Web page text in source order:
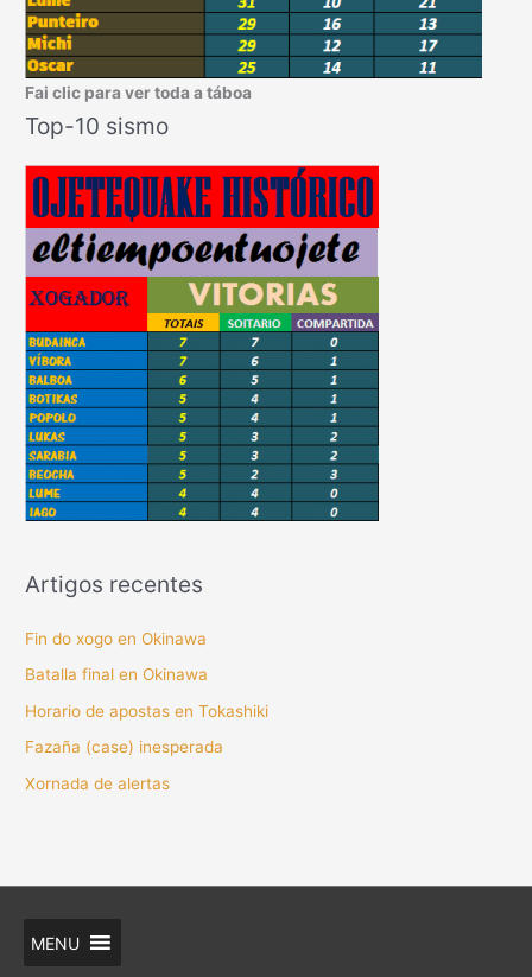
Fai clic para ver toda a táboa
Top-10 sismo
Artigos recentes
Fin do xogo en Okinawa
Batalla final en Okinawa
Horario de apostas en Tokashiki
Fazaña (case) inesperada
Xornada de alertas
MENU